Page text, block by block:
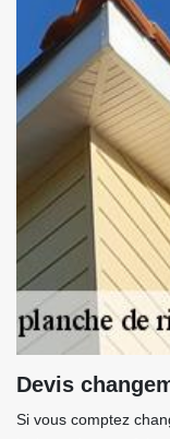
Devis
Si vous comptez